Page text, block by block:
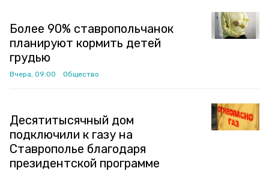
Более 90% ставропольчанок
планируют кормить детей
грудью
Вчера, 09:00 Общество
Десятитысячный дом
подключили к газу на
Ставрополье благодаря
президентской программе